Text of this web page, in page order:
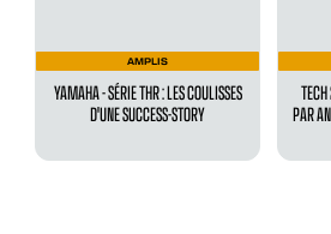
AMPLIS
YAMAHA - SÉRIE THR : LES COULISSES
D'UNE SUCCESS-STORY PAR